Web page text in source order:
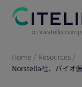
Home / Resources /